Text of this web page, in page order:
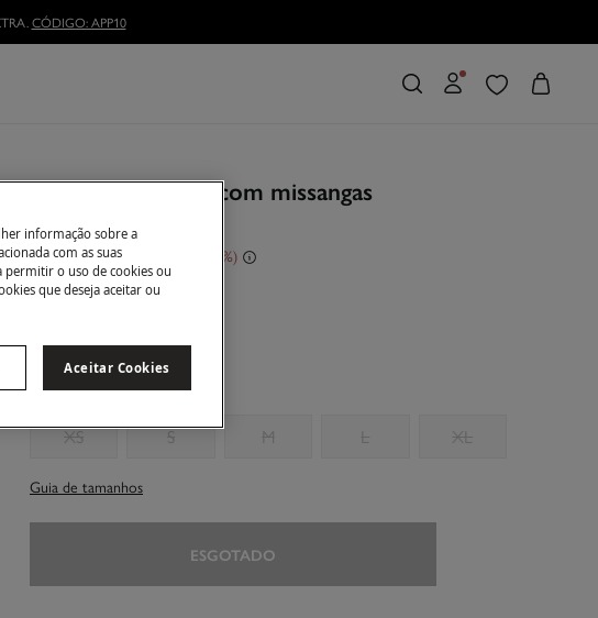
Roxana. Saia midi com missangas
49,00 €
99,00 € Desconto
Côr:Ecru
Tamanho:
XS
S M L XL
Guia de tamanhos
ESGOTADO
informação sobre a
com as suas
permitir o uso de cookies ou
que deseja aceitar ou
Aceitar Cookies